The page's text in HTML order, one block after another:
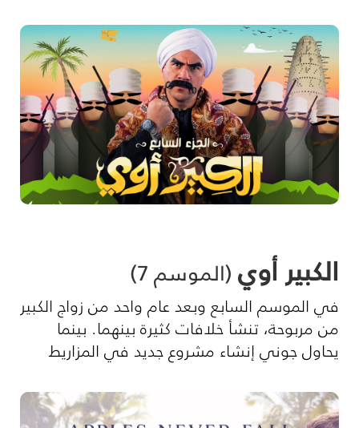
الكبير أوي(الموسم 7)
في الموسم السابع وبعد عام واحد من زواج الكبير
من مربوحة، تنشأ خلافات كثيرة بينهما. بينما
يحاول جوني إنشاء مشروع جديد في المزاريط